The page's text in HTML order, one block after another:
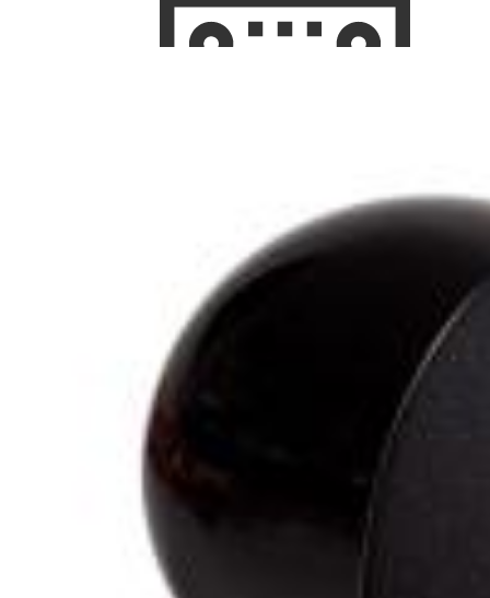
Hi-Fi и High-End
Проигрыватели
Виниловые
проигрыватели
Сетевые
Интегральные
усилители
усилители
Усилители
мощности